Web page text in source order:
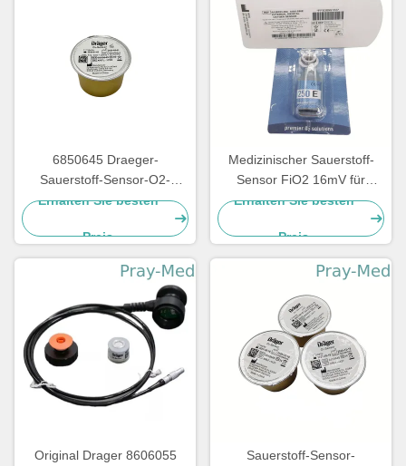
6850645 Draeger-
Sauerstoff-Sensor-O2-
Zelle/Sauerstoff-Batterie-
Erhalten Sie besten
Preis
Medizinischer Sauerstoff-
Sensor FiO2 16mV für
Ventilator-Maschinen MAX-
Erhalten Sie besten
Preis
Original Drager 8606055
Sauerstoff-Sensor-